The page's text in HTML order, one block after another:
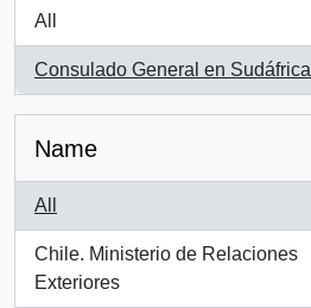
All
Consulado General en Sudáfrica
, 1 results
Name
All
Chile. Ministerio de Relaciones
Exteriores
, 1 results